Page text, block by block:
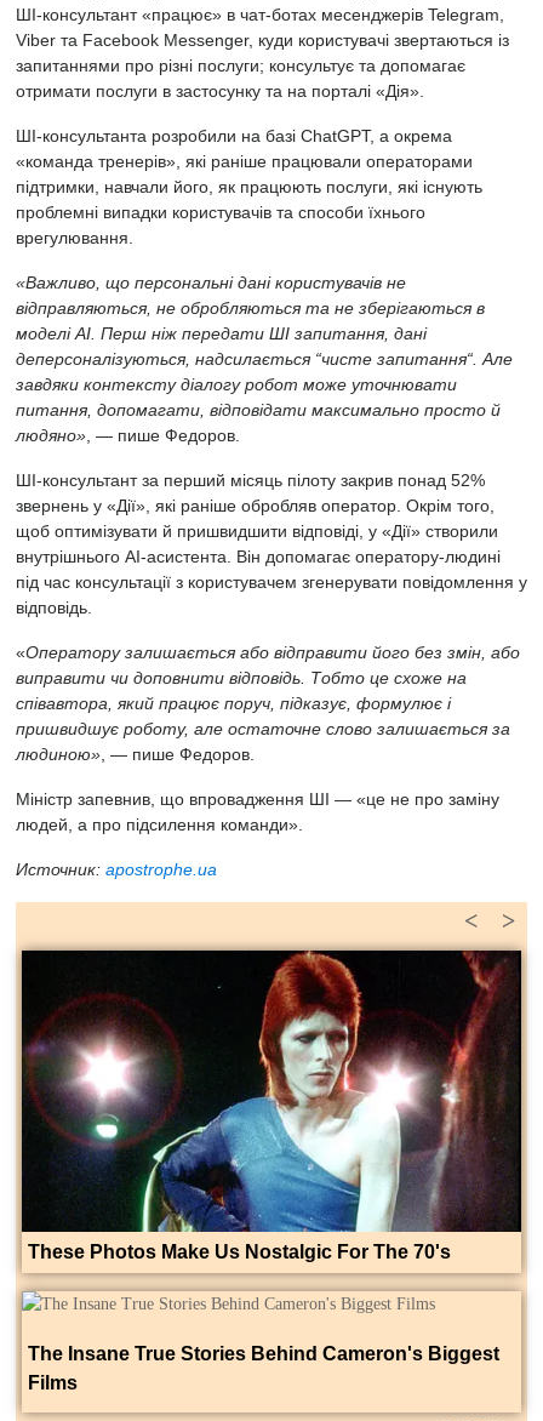
ШІ-консультант «працює» в чат-ботах месенджерів Telegram,
Viber та Facebook Messenger, куди користувачі звертаються із
запитаннями про різні послуги; консультує та допомагає
отримати послуги в застосунку та на порталі «Дія».
ШІ-консультанта розробили на базі ChatGPT, а окрема
«команда тренерів», які раніше працювали операторами
підтримки, навчали його, як працюють послуги, які існують
проблемні випадки користувачів та способи їхнього
врегулювання.
«Важливо, що персональні дані користувачів не
відправляються, не обробляються та не зберігаються в
моделі AI. Перш ніж передати ШІ запитання, дані
деперсоналізуються, надсилається “чисте запитання“. Але
завдяки контексту діалогу робот може уточнювати
питання, допомагати, відповідати максимально просто й
людяно» , — пише Федоров.
ШІ-консультант за перший місяць пілоту закрив понад 52%
звернень у «Дії», які раніше обробляв оператор. Окрім того,
щоб оптимізувати й пришвидшити відповіді, у «Дії» створили
внутрішнього AI-асистента. Він допомагає оператору-людині
під час консультації з користувачем згенерувати повідомлення у
відповідь.
«Оператору залишається або відправити його без змін, або
виправити чи доповнити відповідь. Тобто це схоже на
співавтора, який працює поруч, підказує, формулює і
пришвидшує роботу, але остаточне слово залишається за
людиною» , — пише Федоров.
Міністр запевнив, що впровадження ШІ — «це не про заміну
людей, а про підсилення команди».
Источник: apostrophe.ua
>
<
These Photos Make Us Nostalgic For The 70's
The Insane True Stories Behind Cameron's Biggest
Films